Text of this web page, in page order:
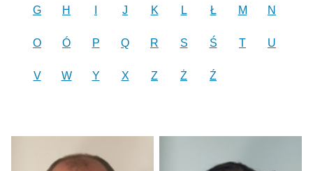
G H J K L Ł M N
O Ó P Q R S Ś T U
V W Y X Z Ż Ź